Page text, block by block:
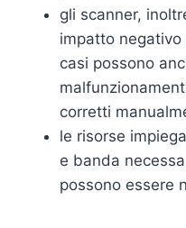
gli scanner,
impatto
casi possono
corretti
le risorse
e banda
possono essere